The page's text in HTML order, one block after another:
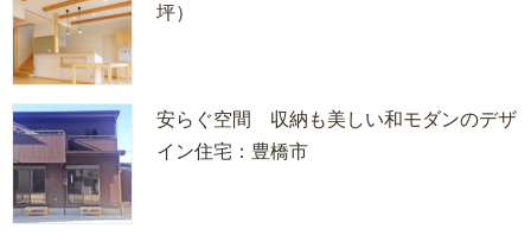
坪）
安らぐ空間 収納も美しい和モダンのデザ
イン住宅：豊橋市